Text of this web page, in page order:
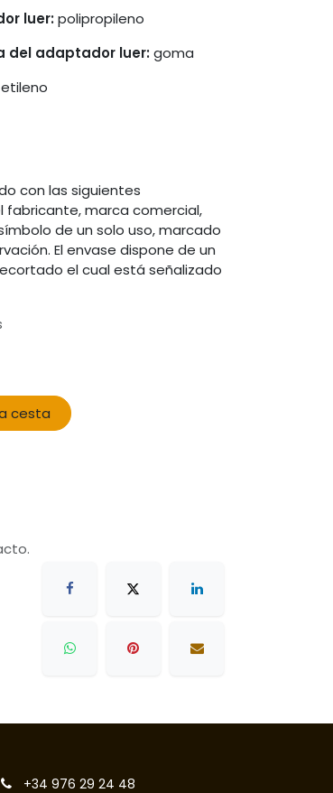
luer:polipropileno
del adaptador luer:goma
con las siguientes
marca comercial,
de un solo uso, marcado
El envase dispone de un
el cual está señalizado
cesta
+34 976 29 24 48